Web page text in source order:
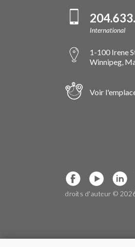
International
1-100 Irene
Winnipeg,
Voir
droits d'auteur © 2026